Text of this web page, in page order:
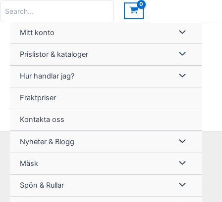
innehåll
for:
Mitt konto
Prislistor & kataloger
Hur handlar jag?
Fraktpriser
Kontakta oss
Nyheter & Blogg
Mäsk
Spön & Rullar